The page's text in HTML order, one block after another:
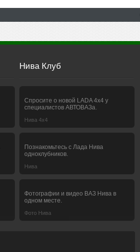
Нива Клуб
Спросите о новой LADA 4x4 у
специалистов АВТОВАЗа.
Нива 4х4
Познакомьтесь с Лада Нива
одноклубников.
Нива
Фотографии и видео ВАЗ Нива в
одном месте.
Фото Нива